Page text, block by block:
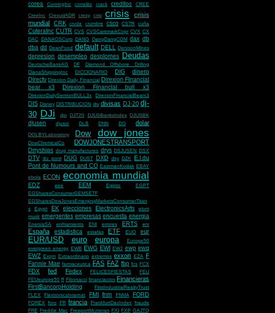
corea CorningInc corralito crack creditos CREE
CreeInc CresudADR cresy crisi crisis
crisis
mundial
CRK crude crumbre csco CSTR cuña
CuteraInc CUTR CVS CVSCaremarkCopr CVX CX
DAC
DANAOSCorp DANG DangDangCOM dax db
dba dd DeanFood default DELL DenisonMines
depresion desempleo desplomes Deudas
DeutscheBankAG DF
Diamond Offshore Drilling
DianaShippingInc
DICCIONARIO DIG
dinero
Directv Direxion Daily Financial
Direxion Financial
bear x3
Direxion Financial bull x3
DirexionDailySemionBULL3x DirexionFinancialBearx3
DIS Disney DISTRIBUCION div divisas DJ-20 dj-
30 DJi djo DJT20 DJUSBanksIndex DJUSBK
djusen djusoi DLB DNN DO dolar
DOLBYLaboratory Dow dow jones
DowChemicalCo DOWJONESTRANSPORT
Drryships drug manufactures drys DSJUSEN DSX
DTV du pont DUG DUST DXD dxy DZK
E.I.du
Pont de Numours and CO EastmanKodak EBAY
ebola ECON economia mundial
EDZ eee EEM Egipto
EGPT
EGSharesConsumerGEMSETF
EGSharesDowJonesEmergingMarketsConsumerTitan
s
Egypt EK elecciones ElectronicsArts
elom
musk emergentes empresas encuesta energia
EnersisSA enfriamiento ENI errores ERTS erx
España estadistica estafas ETF EUO eur
EUR/USD euro europa
Europe50
evergreen energy EWB EWG EWI EWJ ewp ewq
EWZ Exgm Extraordinario extremos exxon EZA
F
Fannie Mae farmaceutica FAS FAZ fbp fcs FCX
FDX fed Fedex FELICESFIESTAS
FEU
FEUeurope50 ff Fibonacci financiacion Financieras
FirstBancorpHolding
FirstIndustrialRealtyTrust
FLEX
FlextronicsInternat FMI fnm FNMA FORD
FOREX foro FR francia FrankfurtDaxIndex fraude
FRE Freddie Mac FreeportMcmoran FXI FXP GAJTQ